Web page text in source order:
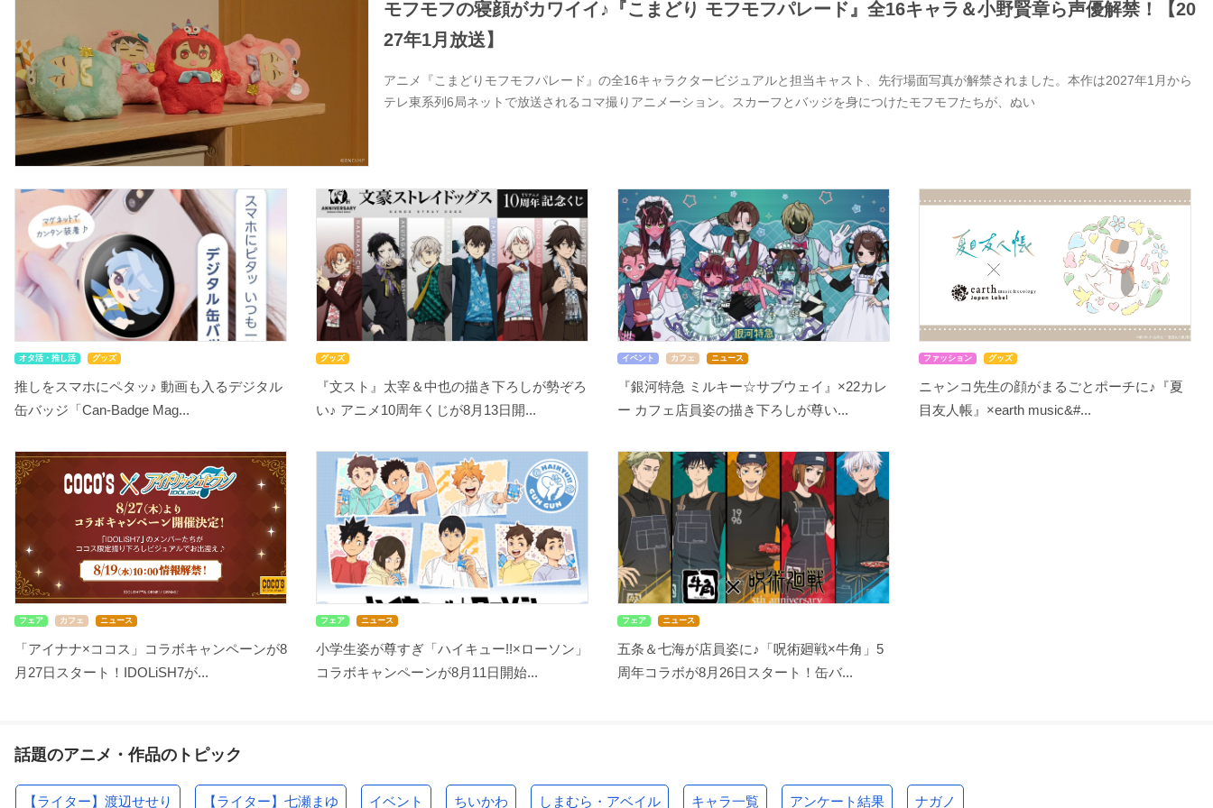
モフモフの寝顔がカワイイ♪『こまどり モフモフパレード』全16キャラ＆小野賢章ら声優解禁！【20
27年1月放送】
アニメ『こまどりモフモフパレード』の全16キャラクタービジュアルと担当キャスト、先行場面写真が解禁されました。本作は2027年1月から
テレ東系列6局ネットで放送されるコマ撮りアニメーション。スカーフとバッジを身につけたモフモフたちが、ぬい
オタ活・推し活 グッズ
推しをスマホにペタッ♪ 動画も入るデジタル
缶バッジ「Can-Badge Mag...
グッズ
『文スト』太宰＆中也の描き下ろしが勢ぞろ
い♪ アニメ10周年くじが8月13日開...
イベント カフェ ニュース
『銀河特急 ミルキー☆サブウェイ』×22カレ
ー カフェ店員姿の描き下ろしが尊い...
ファッション グッズ
ニャンコ先生の顔がまるごとポーチに♪『夏
目友人帳』×earth music&#...
フェア カフェ ニュース
「アイナナ×ココス」コラボキャンペーンが8
月27日スタート！IDOLiSH7が...
フェア ニュース
小学生姿が尊すぎ「ハイキュー!!×ローソン」
コラボキャンペーンが8月11日開始...
フェア ニュース
五条＆七海が店員姿に♪「呪術廻戦×牛角」5
周年コラボが8月26日スタート！缶バ...
話題のアニメ・作品のトピック
【ライター】渡辺せせり 【ライター】七瀬まゆ イベント ちいかわ しまむら・アベイル キャラ一覧 アンケート結果 ナガノ